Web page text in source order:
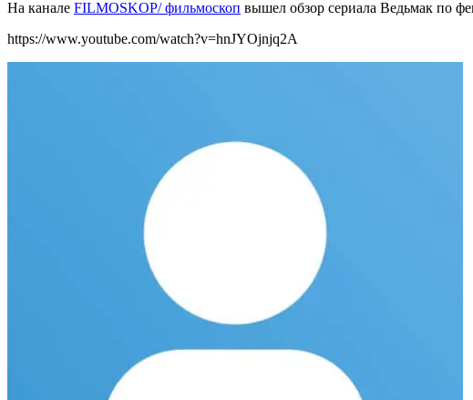
На канале FILMOSKOP/ фильмоскоп вышел обзор сериала Ведьмак по
https://www.youtube.com/watch?v=hnJYOjnjq2A